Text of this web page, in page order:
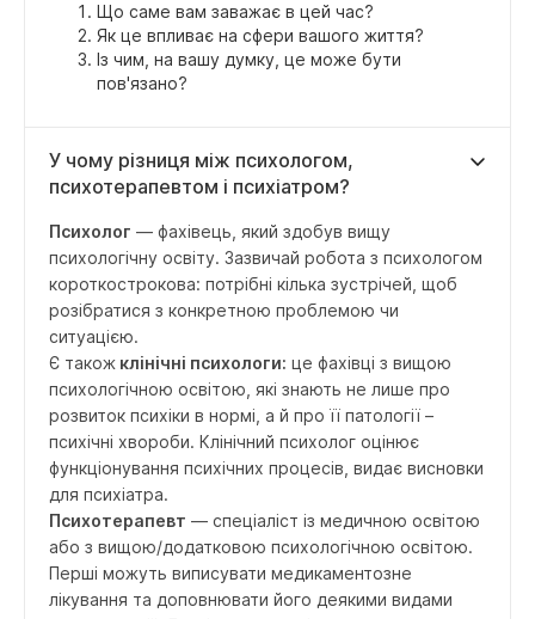
Що саме вам заважає в цей час?
Як це впливає на сфери вашого життя?
Із чим, на вашу думку, це може бути
пов'язано?
У чому різниця між психологом,
психотерапевтом і психіатром?
Психолог — фахівець, який здобув вищу
психологічну освіту. Зазвичай робота з психологом
короткострокова: потрібні кілька зустрічей, щоб
розібратися з конкретною проблемою чи
ситуацією.
Є також клінічні психологи: це фахівці з вищою
психологічною освітою, які знають не лише про
розвиток психіки в нормі, а й про її патології –
психічні хвороби. Клінічний психолог оцінює
функціонування психічних процесів, видає висновки
для психіатра.
Психотерапевт — спеціаліст із медичною освітою
або з вищою/додатковою психологічною освітою.
Перші можуть виписувати медикаментозне
лікування та доповнювати його деякими видами